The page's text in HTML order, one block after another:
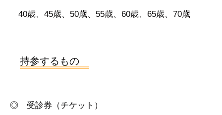
40歳、 45歳、 50歳、 55歳、 60歳、 65歳、 70歳
持参するもの
◎ 受診券（チケット）